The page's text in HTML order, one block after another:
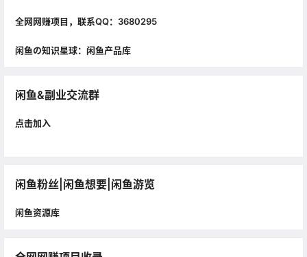
全网网赚项目，联系QQ：3680295
闲鱼の知识星球：闲鱼产品库
闲鱼&副业交流群
点击加入
闲鱼粉丝|闲鱼想要|闲鱼游览
闲鱼资源库